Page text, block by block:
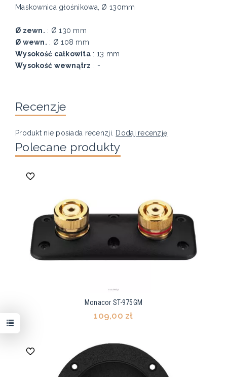
Maskownica głośnikowa, Ø 130mm
Ø zewn. : Ø 130 mm
Ø wewn. : Ø 108 mm
Wysokość całkowita : 13 mm
Wysokość wewnątrz : -
Recenzje
Produkt nie posiada recenzji. Dodaj recenzję
Polecane produkty
Monacor ST-975GM
109,00 zł